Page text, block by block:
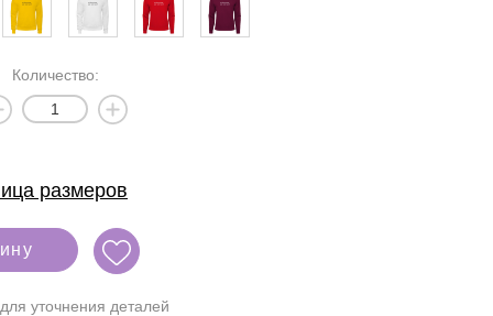
Количество:
размеров
уточнения деталей